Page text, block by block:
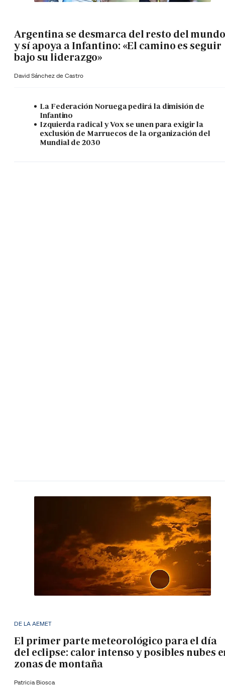
Argentina se desmarca del resto del mundo
y sí apoya a Infantino: «El camino es seguir
bajo su liderazgo»
David Sánchez de Castro
La Federación Noruega pedirá la dimisión de
Infantino
Izquierda radical y Vox se unen para exigir la
exclusión de Marruecos de la organización del
Mundial de 2030
DE LA AEMET
El primer parte meteorológico para el día
del eclipse: calor intenso y posibles nubes
zonas de montaña
Patricia Biosca